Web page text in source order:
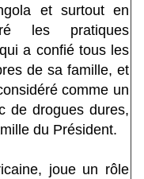
et surtout en
les pratiques
a confié tous les
de sa famille, et
comme un
de drogues dures,
du Président.
joue un rôle